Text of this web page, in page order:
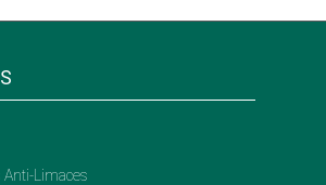
Anti-Limaces